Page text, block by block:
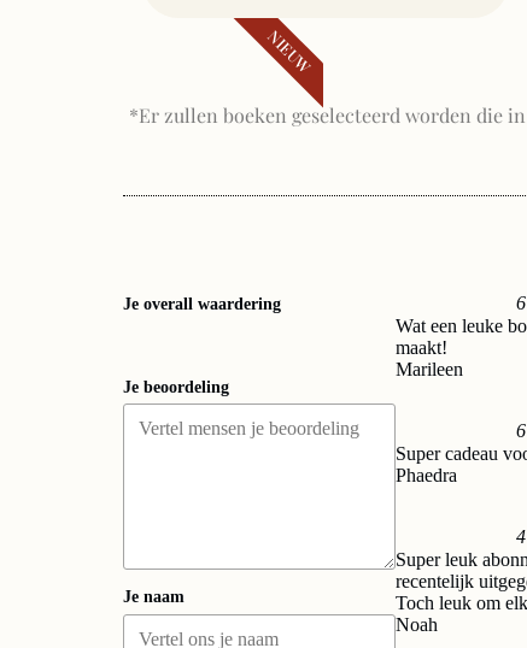
NIEUW
*Er zullen boeken geselecteerd worden die
Je overall waardering
Je beoordeling
Je naam
Wat een leuke
maakt!
Marileen
Super cadeau
Phaedra
Super leuk
recentelijk
Toch leuk om
Noah